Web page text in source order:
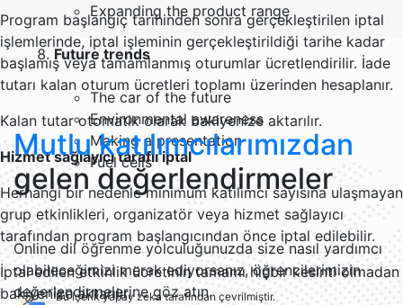
Expanding the product range
Future trends
The car of the future
Environmental awareness
Making a presentation
Fuel cells
Bu içerik yapay zeka tarafından çevrilmiştir.
Program başlangıç tarihinden sonra gerçekleştirilen iptal
işlemlerinde, iptal işleminin gerçekleştirildiği tarihe kadar
başlamış veya tamamlanmış oturumlar ücretlendirilir. İade
tutarı kalan oturum ücretleri toplamı üzerinden hesaplanır.
Kalan tutar otomatik olarak bakiyenize aktarılır.
Hizmet sağlayıcı taraflı iptal
Herhangi bir nedenle minimum katılımcı sayısına ulaşmayan
grup etkinlikleri, organizatör veya hizmet sağlayıcı
tarafından program başlangıcından önce iptal edilebilir.
İptal edilen etkinlik ücretinin tamamı hiçbir kesinti olmadan
bakiyenize aktarılır.
Mutlu katılımcılarımızdan
gelen değerlendirmeler
Online dil öğrenme yolculuğunuzda size nasıl yardımcı
olabileceğimizi merak ediyorsanız, öğrencilerimizin
değerlendirmelerine göz atın.